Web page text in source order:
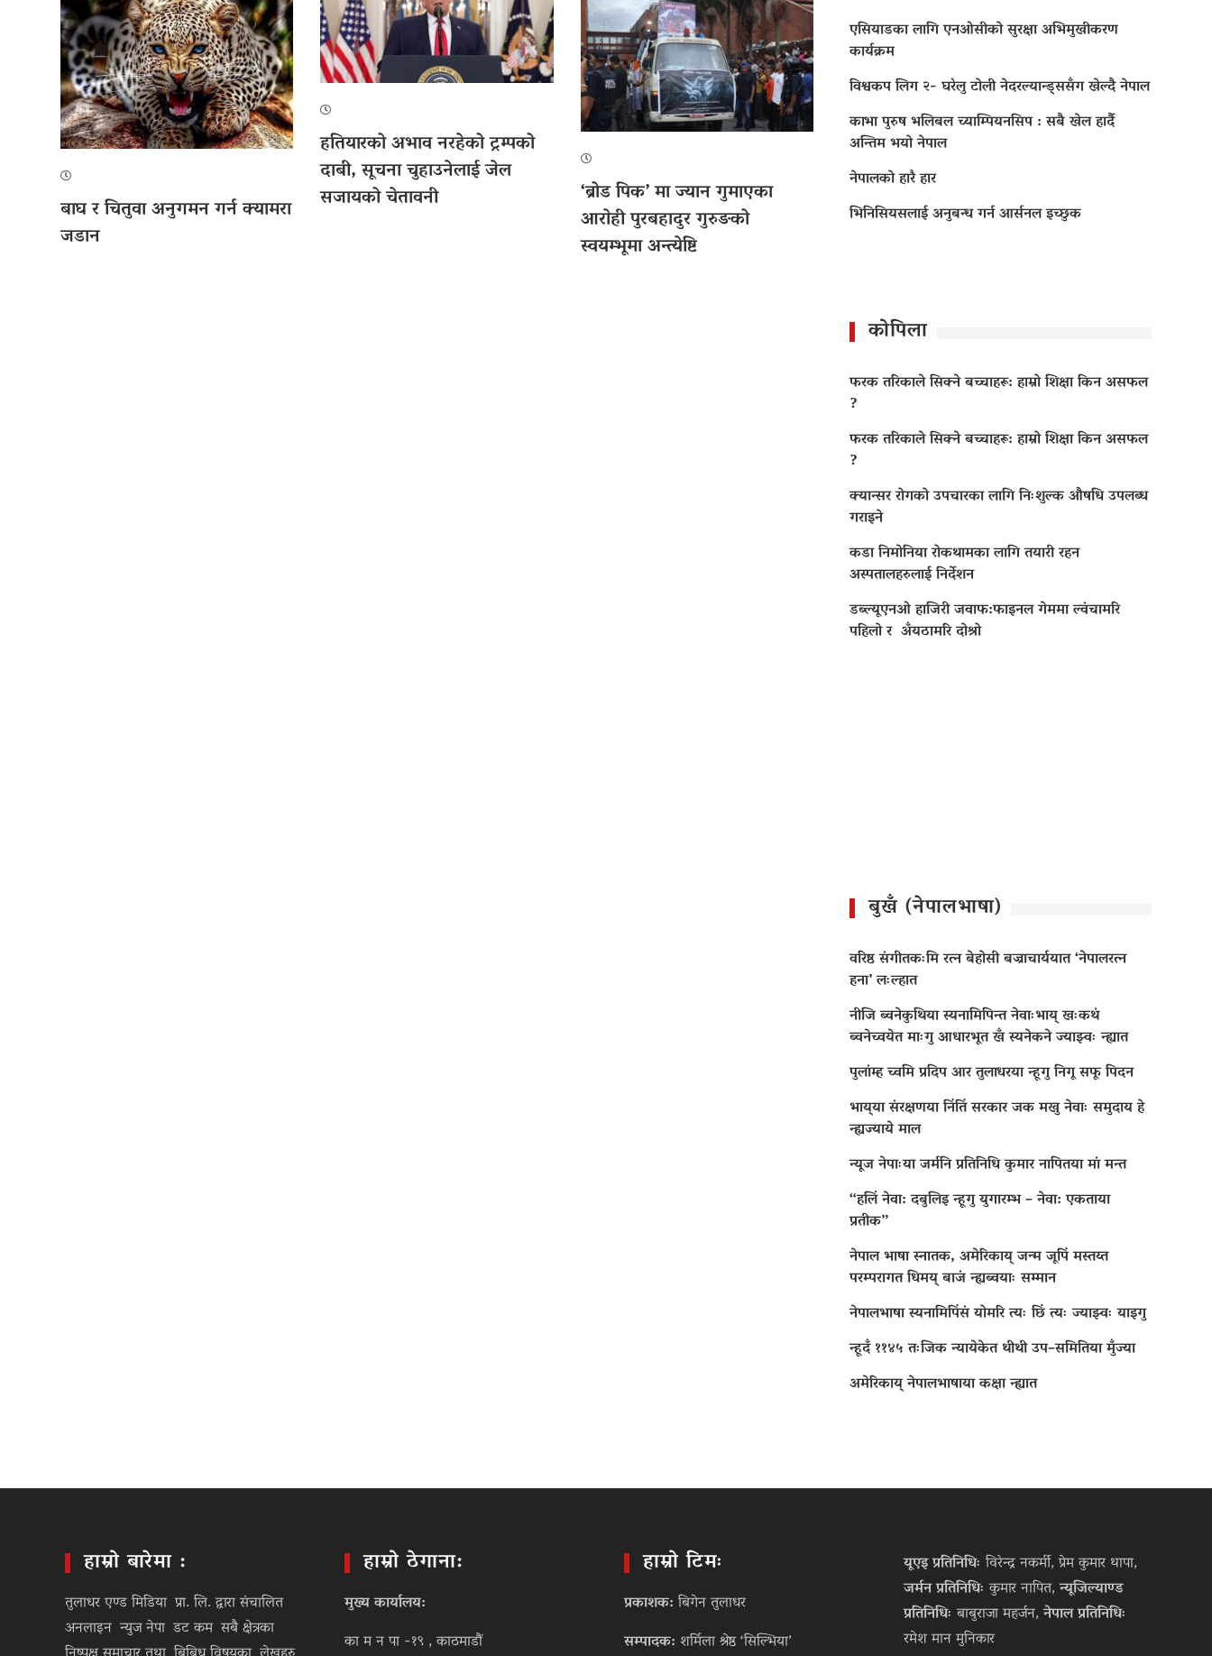
बाघ र चितुवा अनुगमन गर्न क्यामरा
जडान
हतियारको अभाव नरहेको ट्रम्पको
दाबी, सूचना चुहाउनेलाई जेल
सजायको चेतावनी ‘ब्रोड पिक’ मा ज्यान गुमाएका
आराेही पुरबहादुर गुरुङको
स्वयम्भूमा अन्त्येष्टि
एसियाडका लागि एनओसीको सुरक्षा अभिमुखीकरण
कार्यक्रम
विश्वकप लिग २- घरेलु टोली नेदरल्यान्ड्ससँग खेल्दै नेपाल
काभा पुरुष भलिबल च्याम्पियनसिप : सबै खेल हार्दै
अन्तिम भयो नेपाल
नेपालको हारै हार
भिनिसियसलाई अनुबन्ध गर्न आर्सनल इच्छुक
कोपिला
फरक तरिकाले सिक्ने बच्चाहरू: हाम्रो शिक्षा किन असफल
?
फरक तरिकाले सिक्ने बच्चाहरू: हाम्रो शिक्षा किन असफल
?
क्यान्सर रोगको उपचारका लागि निःशुल्क औषधि उपलब्ध
गराइने
कडा निमोनिया रोकथामका लागि तयारी रहन
अस्पतालहरुलाई निर्देशन
डब्ल्यूएनओ हाजिरी जवाफ:फाइनल गेममा ल्वंचामरि
पहिलो र अँयठामरि दोश्रो
बुखँ (नेपालभाषा)
वरिष्ठ संगीतकःमि रत्न बेहोसी बज्राचार्ययात ‘नेपालरत्न
हना’ लःल्हात
नीजि ब्वनेकुथिया स्यनामिपिन्त नेवाःभाय् खःकथं
ब्वनेच्वयेत माःगु आधारभूत खँ स्यनेकने ज्याझ्वः न्ह्यात
पुलांम्ह च्वमि प्रदिप आर तुलाधरया न्हूगु निगू सफू पिदन
भाय्‌या संरक्षणया निंतिं सरकार जक मखु नेवाः समुदाय हे
न्ह्यज्याये माल
न्यूज नेपाःया जर्मनि प्रतिनिधि कुमार नापितया मां मन्त
“हलिं नेवा: दबुलिइ न्हूगु युगारम्भ – नेवा: एकताया
प्रतीक”
नेपाल भाषा स्नातक, अमेरिकाय् जन्म जूपिं मस्तय्त
परम्परागत धिमय् बाजं न्ह्यब्वयाः सम्मान
नेपालभाषा स्यनामिपिंसं योमरि त्यः छिं त्यः ज्याझ्वः याइगु
न्हूदँ ११४५ तःजिक न्यायेकेत थीथी उप–समितिया मुँज्या
अमेरिकाय् नेपालभाषाया कक्षा न्ह्यात
हाम्रो बारेमा :
तुलाधर एण्ड मिडिया प्रा. लि. द्वारा संचालित
अनलाइन न्युज नेपा डट कम सबै क्षेत्रका
हाम्रो ठेगाना:
मुख्य कार्यालय:
का म न पा -१९ , काठमाडौं
हाम्रो टिमः
प्रकाशक: बिगेन तुलाधर
सम्पादक: शर्मिला श्रेष्ठ ‘सिल्भिया’
यूएइ प्रतिनिधिः विरेन्द्र नकर्मी, प्रेम कुमार थापा,
जर्मन प्रतिनिधिः कुमार नापित,न्यूजिल्याण्ड
प्रतिनिधिः बाबुराजा महर्जन,नेपाल प्रतिनिधिः
रमेश मान मुनिकार